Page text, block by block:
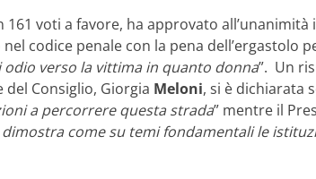
voti a favore, ha approvato all’unanimità
codice penale con la pena dell’ergastolo
verso la vittima in quanto donna”. Un
del Consiglio, Giorgia Meloni, si è dichiarata
a percorrere questa strada” mentre il
come su temi fondamentali le